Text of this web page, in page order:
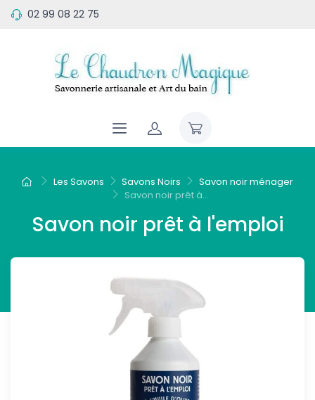
02 99 08 22 75
Les Savons Savons Noirs
Savon noir ménager
Savon noir prêt à...
Savon noir prêt à l'emploi